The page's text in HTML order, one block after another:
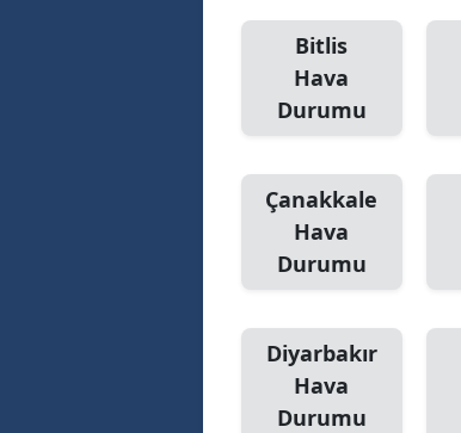
Bitlis
Hava
Durumu
Çanakkale
Hava
Durumu
Diyarbakır
Hava
Durumu